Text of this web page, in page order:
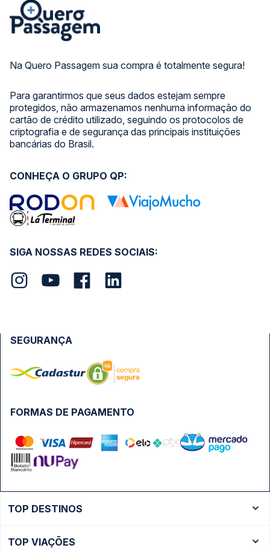
Na Quero Passagem sua compra é totalmente segura!
Para garantirmos que seus dados estejam sempre
protegidos, não armazenamos nenhuma informação do
cartão de crédito utilizado, seguindo os protocolos de
criptografia e de segurança das principais instituições
bancárias do Brasil.
SIGA NOSSAS REDES SOCIAIS:
CONHEÇA O GRUPO QP:
FORMAS DE PAGAMENTO
SEGURANÇA
TOP DESTINOS
TOP VIAÇÕES